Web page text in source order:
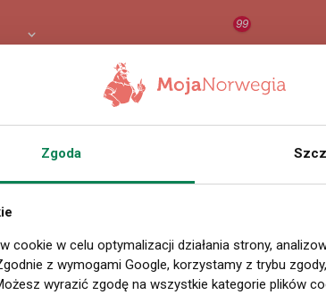
99
Zgoda
cookie w celu optymalizacji działania strony,
z wymogami Google, korzystamy z trybu
wyrazić zgodę na wszystkie kategorie plików